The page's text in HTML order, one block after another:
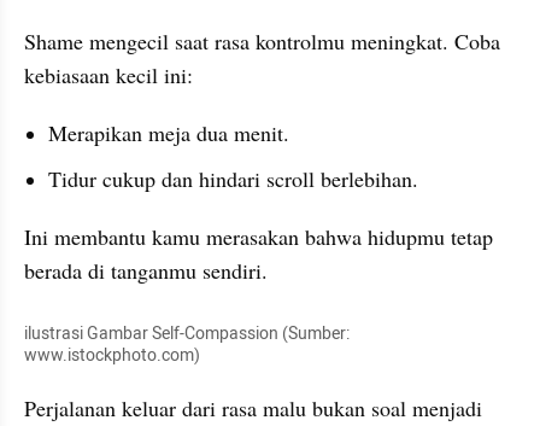
Shame mengecil saat rasa kontrolmu meningkat. Coba
kebiasaan kecil ini:
Merapikan meja dua menit.
Tidur cukup dan hindari scroll berlebihan.
Ini membantu kamu merasakan bahwa hidupmu tetap
berada di tanganmu sendiri.
ilustrasi Gambar Self-Compassion (Sumber:
www.istockphoto.com)
Perjalanan keluar dari rasa malu bukan soal menjadi